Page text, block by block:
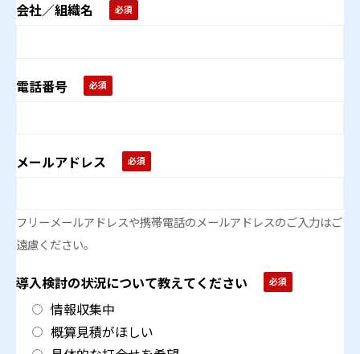
会社／組織名
電話番号
メールアドレス
フリーメールアドレスや携帯電話のメールアドレスのご入力はご
遠慮ください。
導入検討の状況について教えてください
情報収集中
概算見積がほしい